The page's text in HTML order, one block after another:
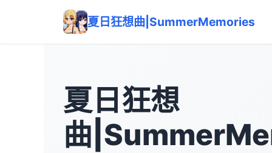
夏日狂想曲|SummerMemories
夏日狂想
曲